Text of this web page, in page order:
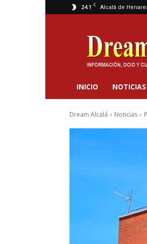
24.1 C Alcalá de
Dream
Alcalá
INICIO NOTICIAS
Dream Alcalá Noticias